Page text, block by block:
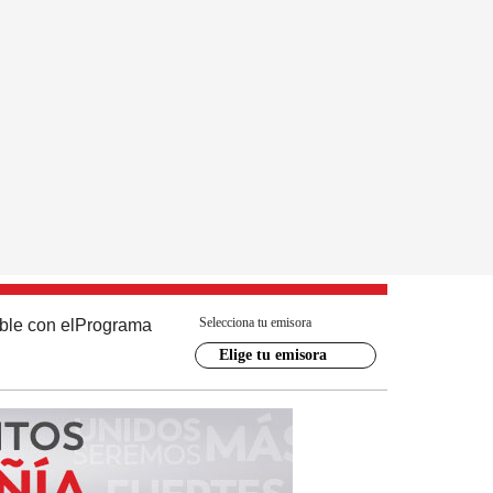
con el Programa Selecciona tu emisora
Elige tu emisora